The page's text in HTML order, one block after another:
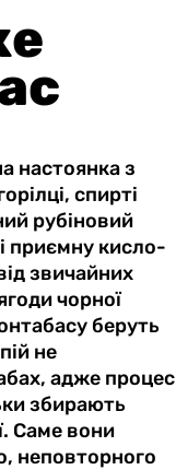
настоянка з
спирті
рубіновий
приємну кисло-
звичайних
чорної
беруть
не
адже процес
збирають
Саме вони
неповторного